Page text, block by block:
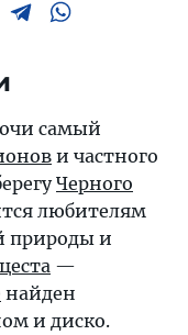
самый
и частного
Черного
любителям
природы и
—
найден
и диско.